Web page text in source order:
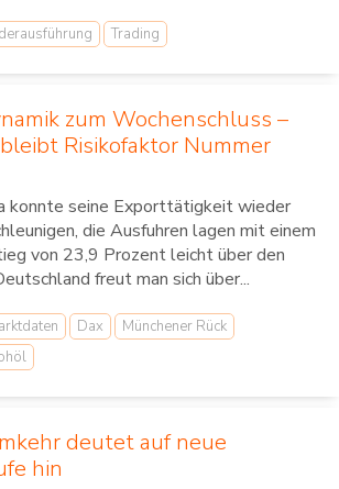
Trading
zum Wochenschluss –
Risikofaktor Nummer
konnte seine Exporttätigkeit wieder
die Ausfuhren lagen mit einem
von 23,9 Prozent leicht über den
freut man sich über...
Dax
Münchener Rück
deutet auf neue
hin